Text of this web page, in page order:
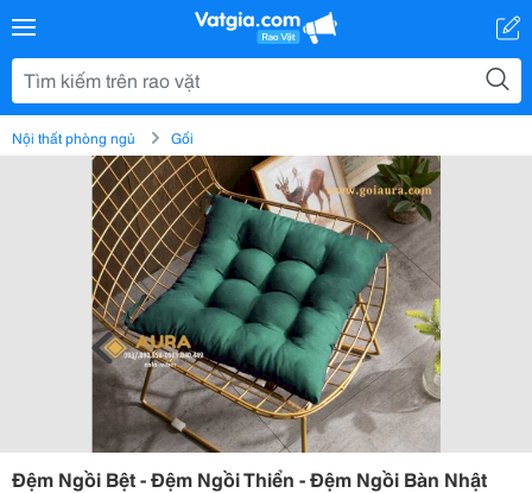
Nội thất phòng ngủ Gối
Đệm Ngồi Bệt - Đệm Ngồi Thiển - Đệm Ngồi Bàn Nhật